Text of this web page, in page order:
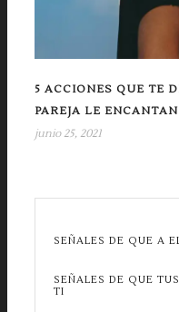
5 ACCIONES QUE TE
PAREJA LE
junio 25, 2021
SEÑALES DE QUE A
SEÑALES DE QUE
TI